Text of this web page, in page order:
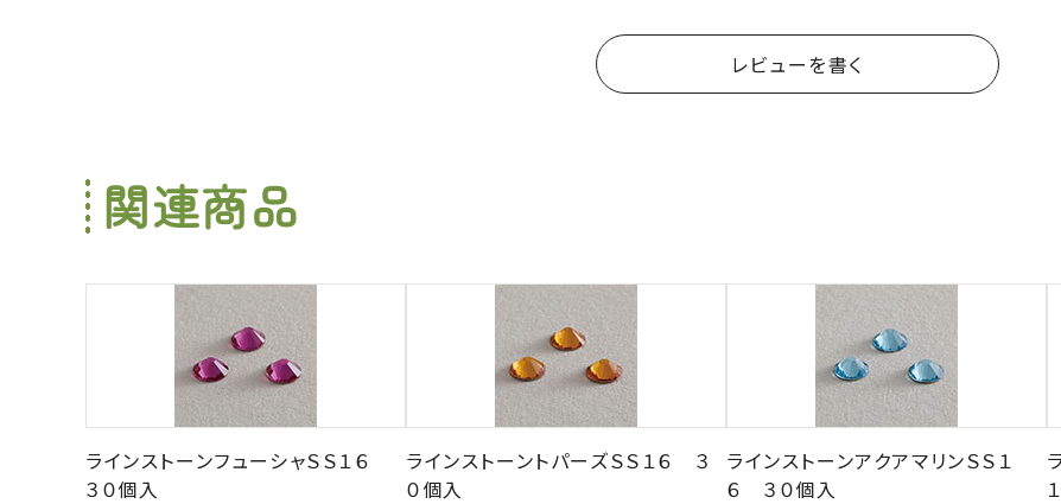
レビューを書く
関連商品
ラインストーンフューシャＳＳ１６
３０個入
ラインストーントパーズＳＳ１６ ３
０個入
ラインストーンアクアマリンＳＳ１
６ ３０個入